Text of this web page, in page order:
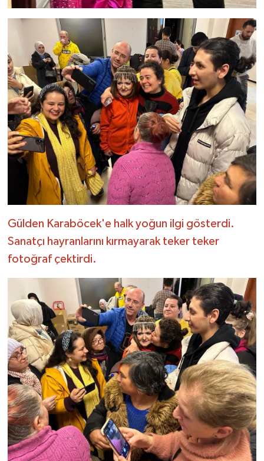
Gülden Karaböcek'e halk yoğun ilgi gösterdi.
Sanatçı hayranlarını kırmayarak teker teker
fotoğraf çektirdi.